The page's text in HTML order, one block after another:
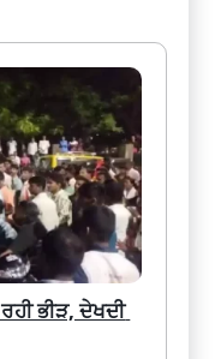
ਭੀੜ, ਦੇਖਦੀ